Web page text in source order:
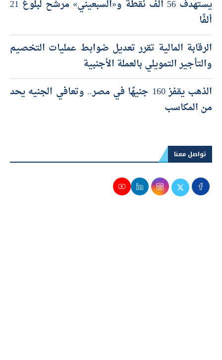
يستهدف 56 ألف نقطة و«السبعيني» مرشح لبلوغ 21
ألفًا
الرقابة المالية تقرر تعديل ضوابط عمليات التخصيم
والتأجير التمويلي بالعملة الأجنبية
الذهب يقفز 160 جنيهًا في مصر.. وتعافي الجنيه يحد
من المكاسب
تواصل معنا